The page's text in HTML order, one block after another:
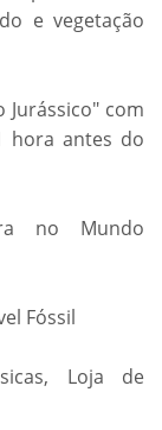
e vegetação
Jurássico" com
hora antes do
no Mundo
Fóssil
Loja de